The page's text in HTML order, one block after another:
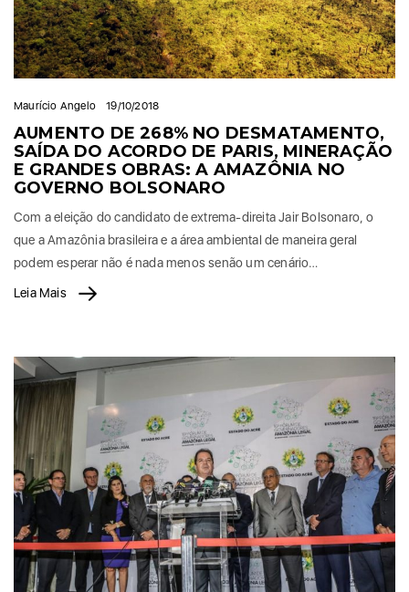
Maurício Angelo 19/10/2018
AUMENTO DE 268% NO DESMATAMENTO,
SAÍDA DO ACORDO DE PARIS, MINERAÇÃO
E GRANDES OBRAS: A AMAZÔNIA NO
GOVERNO BOLSONARO
Com a eleição do candidato de extrema-direita Jair Bolsonaro, o
que a Amazônia brasileira e a área ambiental de maneira geral
podem esperar não é nada menos senão um cenário…
Leia Mais